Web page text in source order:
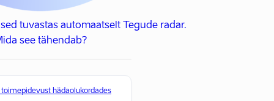
tuvastas automaatselt Tegude radar.
see tähendab?
hädaolukordades